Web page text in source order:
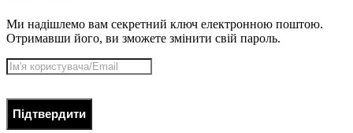
Ми надішлемо вам секретний ключ електронною поштою.
Отримавши його, ви зможете змінити свій пароль.
Підтвердити